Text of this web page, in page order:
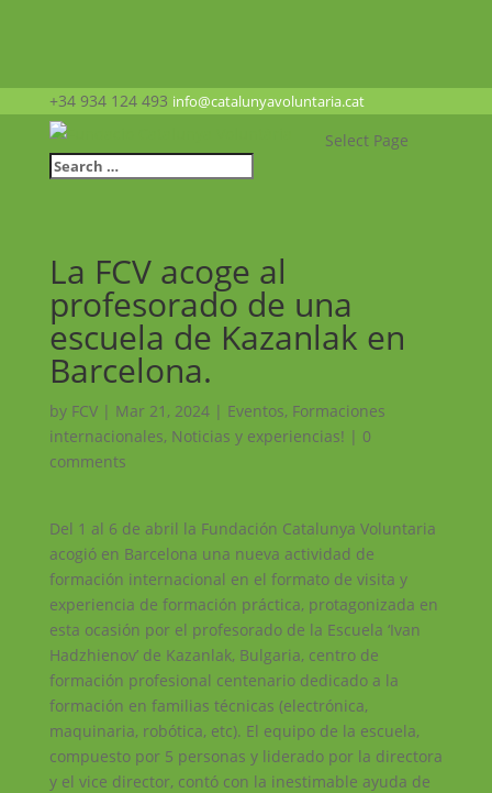
+34 934 124 493 info@catalunyavoluntaria.cat
Select Page
La FCV acoge al
profesorado de una
escuela de Kazanlak en
Barcelona.
by FCV| Mar 21, 2024| Eventos, Formaciones
internacionales, Noticias y experiencias! | 0
comments
Del 1 al 6 de abril la Fundación Catalunya Voluntaria
acogió en Barcelona una nueva actividad de
formación internacional en el formato de visita y
experiencia de formación práctica, protagonizada en
esta ocasión por el profesorado de la Escuela ‘Ivan
Hadzhienov’ de Kazanlak, Bulgaria, centro de
formación profesional centenario dedicado a la
formación en familias técnicas (electrónica,
maquinaria, robótica, etc). El equipo de la escuela,
compuesto por 5 personas y liderado por la directora
y el vice director, contó con la inestimable ayuda de